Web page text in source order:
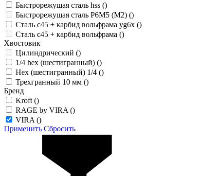
Быстрорежущая сталь hss ()
Быстрорежущая сталь Р6М5 (М2) ()
Сталь c45 + карбид вольфрама yg6x ()
Сталь c45 + карбид вольфрама ()
Хвостовик
Цилиндрический ()
1/4 hex (шестигранный) ()
Hex (шестигранный) 1/4 ()
Трехгранный 10 мм ()
Бренд
Kroft ()
RAGE by VIRA ()
VIRA ()
Применить Сбросить